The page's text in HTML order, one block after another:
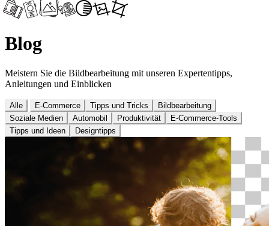
Blog
Meistern Sie die Bildbearbeitung mit unseren Expertentipps,
Anleitungen und Einblicken
Alle E-Commerce Tipps und Tricks
Bildbearbeitung
Soziale Medien
Automobil Produktivität
E-Commerce-Tools
Tipps und Ideen
Designtipps